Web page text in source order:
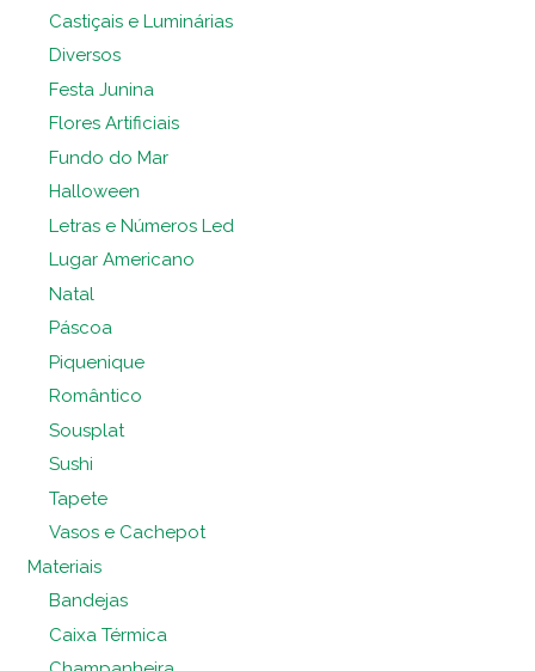
Castiçais e Luminárias
Diversos
Festa Junina
Flores Artificiais
Fundo do Mar
Halloween
Letras e Números Led
Lugar Americano
Natal
Páscoa
Piquenique
Romântico
Sousplat
Sushi
Tapete
Vasos e Cachepot
Materiais
Bandejas
Caixa Térmica